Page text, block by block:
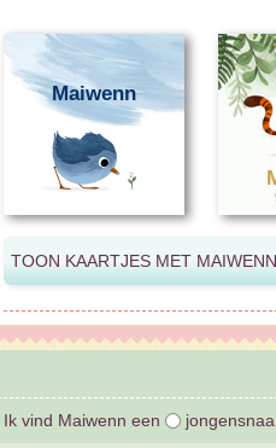
Maiwenn
Ik vind Maiwenn een